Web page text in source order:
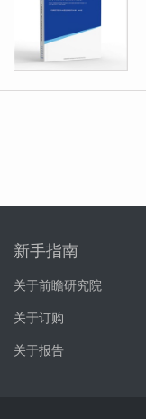
新手指南
关于前瞻研究院
关于订购
关于报告